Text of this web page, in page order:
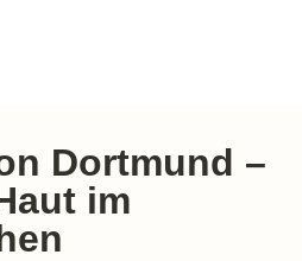
Dortmund –
im